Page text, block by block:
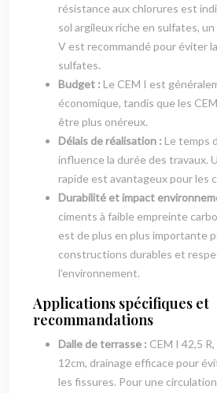
résistance aux chlorures est
sol argileux riche en sulfates,
V est recommandé pour éviter
sulfates.
Budget : Le CEM I est
économique, tandis que les
être plus onéreux.
Délais de réalisation : Le temps
influence la durée des travaux.
rapide est avantageux pour les
Durabilité et impact
ciments à faible empreinte
est de plus en plus importante
constructions durables et
l’environnement.
Applications spécifiques et
recommandations
Dalle de terrasse : CEM I 42,5
12cm, drainage efficace pour
les fissures. Pour une